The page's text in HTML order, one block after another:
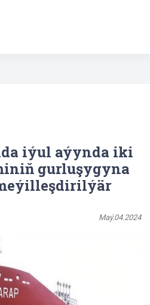
iýul aýynda iki
gurluşygyna
Maý.04.2024